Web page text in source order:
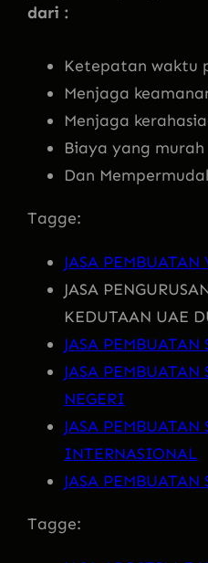
dari :
Ketepatan waktu
Menjaga
Menjaga
Biaya yang murah
Dan
Tagge:
JASA
JASA
KEDUTAAN UAE
JASA
JASA
NEGERI
JASA PEMBUATAN
INTERNASIONAL
JASA
Tagge: